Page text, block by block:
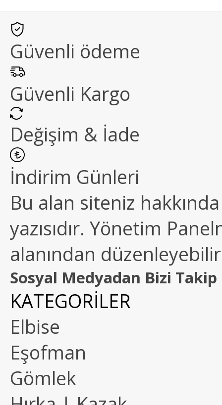
Güvenli ödeme
Güvenli Kargo
Değişim & İade
İndirim Günleri
Bu alan siteniz
yazısıdır. Yönetim
alanından
Sosyal Medyadan Bizi Takip
KATEGORİLER
Elbise
Eşofman
Gömlek